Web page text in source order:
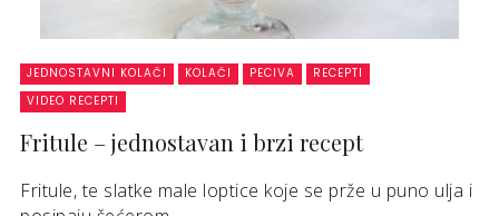
JEDNOSTAVNI KOLAČI KOLAČI PECIVA
RECEPTI
VIDEO RECEPTI
Fritule – jednostavan i brzi recept
Fritule, te slatke male loptice koje se prže u puno ulja i